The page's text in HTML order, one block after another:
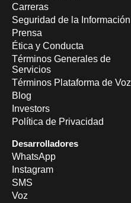
Carreras
Seguridad de la Información
Prensa
Ética y Conducta
Términos Generales de
Servicios
Términos Plataforma de Voz
Blog
Investors
Política de Privacidad
Desarrolladores
WhatsApp
Instagram
SMS
Voz